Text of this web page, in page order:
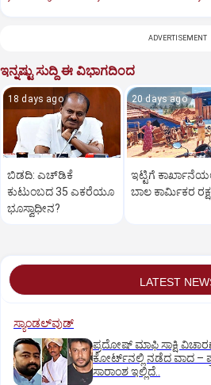
ADVERTISEMENT
ಇನ್ನಷ್ಟು ಸುದ್ದಿ ಈ ವಿಭಾಗದಿಂದ
18 days ago
ಬಿಡದಿ: ಎಚ್‌ಡಿಕೆ
ಕುಟುಂಬದ 35 ಎಕರೆಯೂ
ಭೂಸ್ವಾಧೀನ?
20 days ago
ಇಟ್ಟಿಗೆ
ಬಾಲ ಕಾರ್ಮಿಕರ
LATEST
ಸ್ಯಾಂಡಲ್‌ವುಡ್‌
ಪ್ರದೋಷ್ ಮಾಫಿ ಸಾಕ್ಷಿ
ಕೋರ್ಟ್‌ನಲ್ಲಿ ನಡೆದ ವಾದ –
ಸಾರಾಂಶ ಇಲ್ಲಿದೆ..